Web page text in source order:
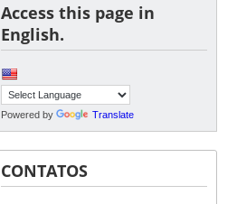
Access this page in
English.
Powered by Translate
CONTATOS